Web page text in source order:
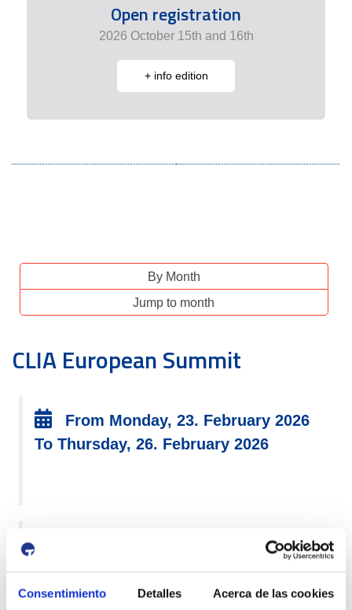
Consentimiento Detalles Acerca de las cookies
Open registration
2026 October 15th and 16th
+ info edition
By Month
Jump to month
CLIA European Summit
From Monday, 23. February 2026
To Thursday, 26. February 2026